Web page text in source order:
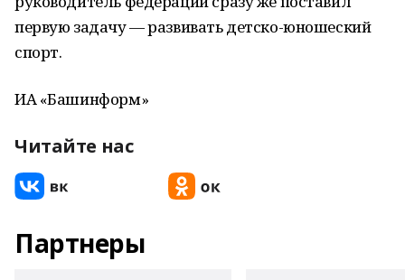
первую задачу — развивать детско-юношеский
спорт.
ИА «Башинформ»
Читайте нас
Партнеры